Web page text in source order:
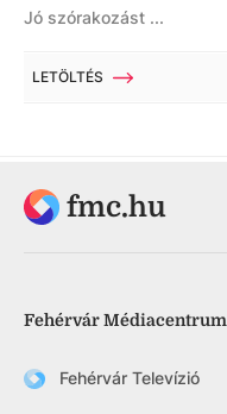
Jó szórakozást ...
LETÖLTÉS
fmc.hu
Fehérvár Médiacentrum
Fehérvár Televízió